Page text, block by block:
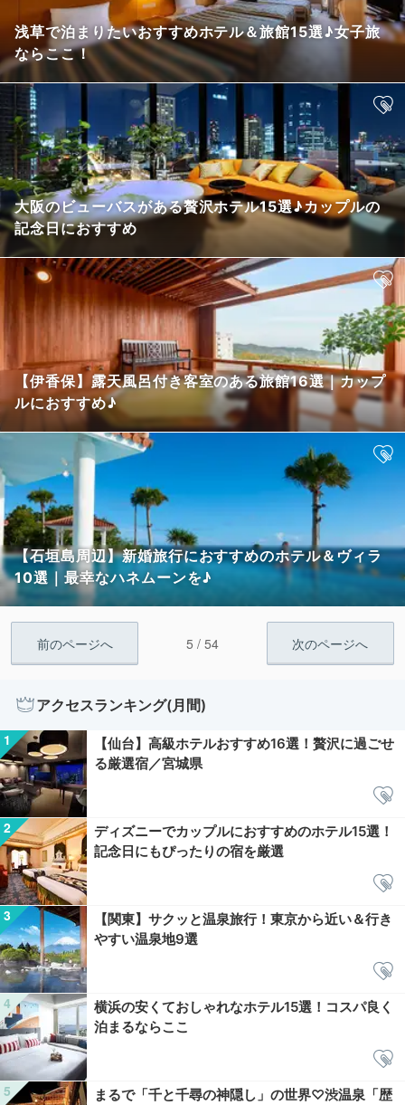
浅草で泊まりたいおすすめホテル＆旅館15選♪女子旅
ならここ！
大阪のビューバスがある贅沢ホテル15選♪カップルの
記念日におすすめ
【伊香保】露天風呂付き客室のある旅館16選｜カップ
ルにおすすめ♪
【石垣島周辺】新婚旅行におすすめのホテル＆ヴィラ
10選｜最幸なハネムーンを♪
前のページへ 5 / 54 次のページへ
アクセスランキング(月間)
【仙台】高級ホテルおすすめ16選！贅沢に過ごせ
る厳選宿／宮城県
ディズニーでカップルにおすすめのホテル15選！
記念日にもぴったりの宿を厳選
【関東】サクッと温泉旅行！東京から近い＆行き
やすい温泉地9選
横浜の安くておしゃれなホテル15選！コスパ良く
泊まるならここ
まるで「千と千尋の神隠し」の世界♡渋温泉「歴